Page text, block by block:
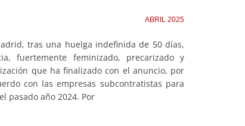
ABRIL 2025
tras una huelga indefinida de 50 días,
fuertemente feminizado, precarizado y
que ha finalizado con el anuncio, por
con las empresas subcontratistas para
pasado año 2024. Por